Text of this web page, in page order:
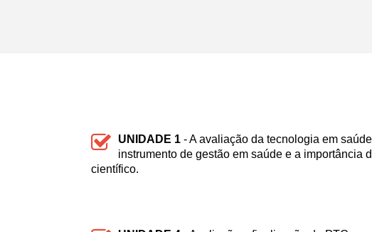
UNIDADE 1 - A avaliação da tecnologia em
instrumento de gestão em saúde e a importância
científico.